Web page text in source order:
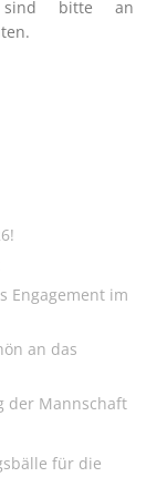
sind bitte an
Engagement im
an das
der Mannschaft
für die